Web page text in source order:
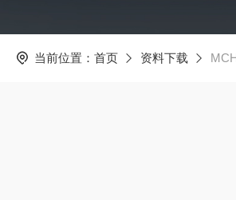
当前位置： 首页 资料下载